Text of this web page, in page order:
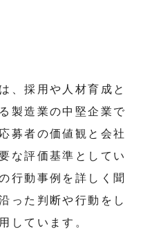
、採用や人材育成と
製造業の中堅企業で
募者の価値観と会社
な評価基準としてい
行動事例を詳しく聞
った判断や行動をし
しています。